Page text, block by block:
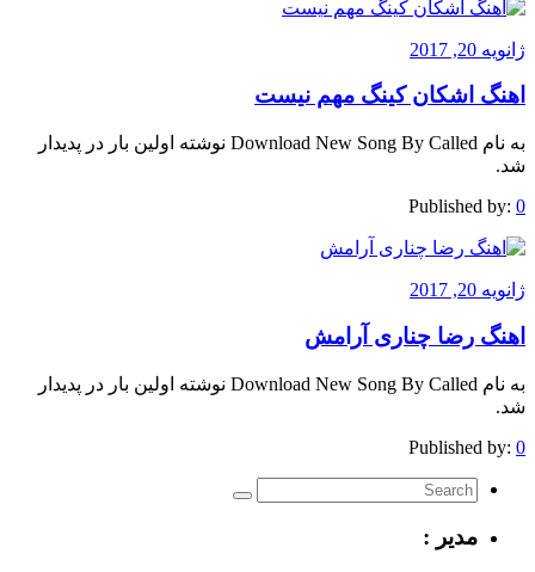
ژانویه 20, 2017
اهنگ اشکان کینگ مهم نیست
به نام Download New Song By Called نوشته اولین بار در پدیدار
شد.
Published by: 0
ژانویه 20, 2017
اهنگ رضا چناری آرامش
به نام Download New Song By Called نوشته اولین بار در پدیدار
شد.
Published by: 0
مدیر :